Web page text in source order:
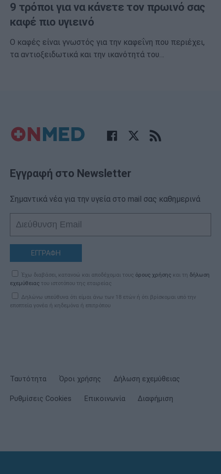
9 τρόποι για να κάνετε τον πρωινό σας
καφέ πιο υγιεινό
Ο καφές είναι γνωστός για την καφεΐνη που περιέχει,
τα αντιοξειδωτικά και την ικανότητά του…
Εγγραφή στο Newsletter
Σημαντικά νέα για την υγεία στο mail σας καθημερινά
ΕΓΓΡΑΦΗ
Έχω διαβάσει, κατανοώ και αποδέχομαι τους όρους χρήσης και τη δήλωση
εχεμύθειας του ιστοτόπου της εταιρείας
Δηλώνω υπεύθυνα ότι είμαι άνω των 18 ετών ή ότι βρίσκομαι υπό την
εποπτεία γονέα ή κηδεμόνα ή επιτρόπου
Ταυτότητα Όροι χρήσης Δήλωση εχεμύθειας
Ρυθμίσεις Cookies Επικοινωνία Διαφήμιση